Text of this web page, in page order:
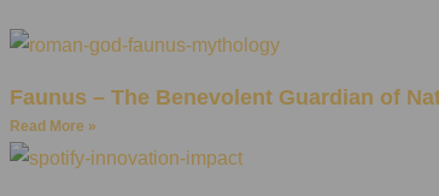
Faunus – The Benevolent Guardian of
Read More »